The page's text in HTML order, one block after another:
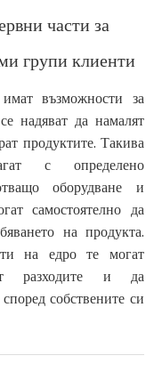
части за
групи клиенти
възможности за
надяват да намалят
продуктите. Такива
с определено
оборудване и
самостоятелно да
на продукта.
на едро те могат
разходите и да
собствените си